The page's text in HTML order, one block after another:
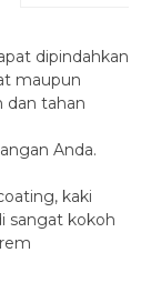
dipindahkan
maupun
dan tahan
Anda.
kaki
sangat kokoh